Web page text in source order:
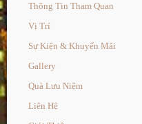
Thông Tin Tham Quan
Vị Trí
Sự Kiện & Khuyến Mãi
Gallery
Quà Lưu Niệm
Liên Hệ